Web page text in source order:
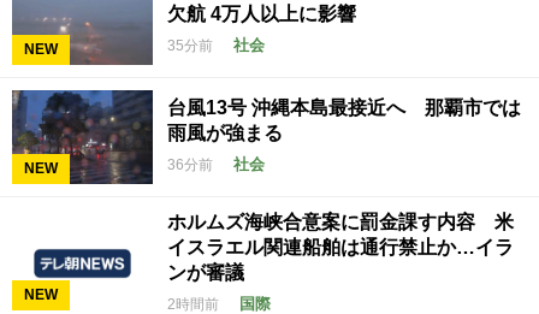
NEW
欠航 4万人以上に影響
35分前 社会
NEW
台風13号 沖縄本島最接近へ 那覇市では
雨風が強まる
36分前 社会
NEW
ホルムズ海峡合意案に罰金課す内容 米
イスラエル関連船舶は通行禁止か…イラ
ンが審議
2時間前 国際